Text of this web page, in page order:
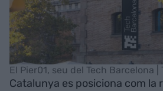
El Pier01, seu del Tech Barcelona |
Catalunya es posiciona com la